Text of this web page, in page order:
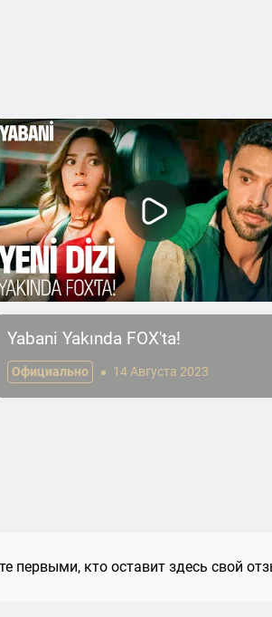
Yabani Yakında FOX'ta!
Официально 14 Августа 2023
первыми, кто оставит здесь свой